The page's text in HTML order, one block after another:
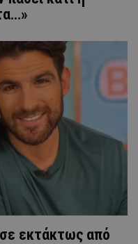
εκτάκτως από